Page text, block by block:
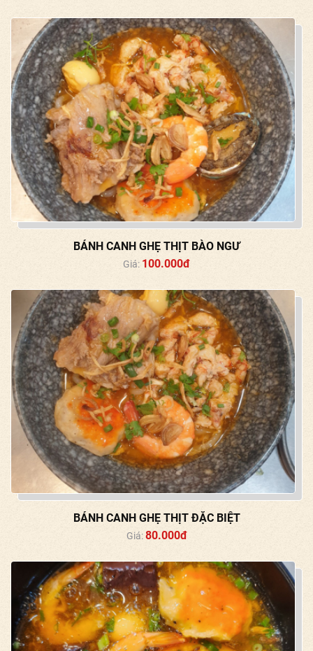
BÁNH CANH GHẸ THỊT BÀO NGƯ
Giá: 100.000đ
BÁNH CANH GHẸ THỊT ĐẶC BIỆT
Giá:80.000đ